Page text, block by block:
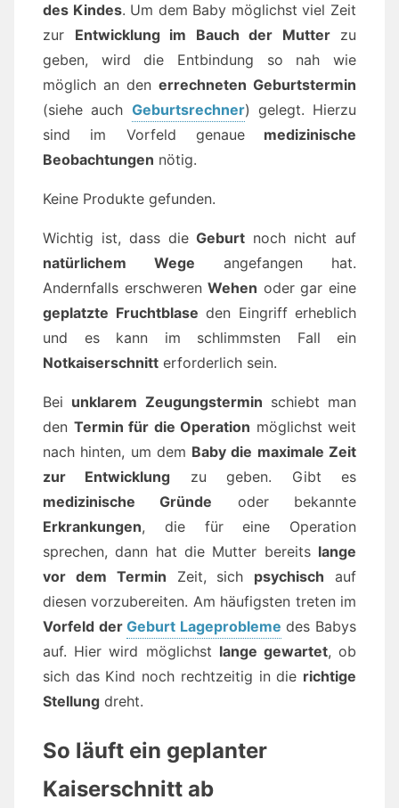
des Kindes. Um dem Baby möglichst viel Zeit
zur Entwicklung im Bauch der Mutterzu
geben, wird die Entbindung so nah wie
möglich an den errechneten Geburtstermin
(siehe auch Geburtsrechner) gelegt. Hierzu
sind im Vorfeld genauemedizinische
Beobachtungen nötig.
Keine Produkte gefunden.
Wichtig ist, dass dieGeburt noch nicht auf
natürlichem Wege angefangen hat.
Andernfalls erschwerenWehen oder gar eine
geplatzte Fruchtblase den Eingriff erheblich
und es kann im schlimmsten Fall ein
Notkaiserschnitt erforderlich sein.
Bei unklarem Zeugungstermin schiebt man
den Termin für die Operation möglichst weit
nach hinten, um dem Baby die maximale Zeit
zur Entwicklung zu geben. Gibt es
medizinische Gründe oder bekannte
Erkrankungen, die für eine Operation
sprechen, dann hat die Mutter bereits lange
vor dem Termin Zeit, sich psychisch auf
diesen vorzubereiten. Am häufigsten treten im
Vorfeld derGeburt Lageprobleme des Babys
auf. Hier wird möglichst lange gewartet, ob
sich das Kind noch rechtzeitig in die richtige
Stellung dreht.
So läuft ein geplanter
Kaiserschnitt ab